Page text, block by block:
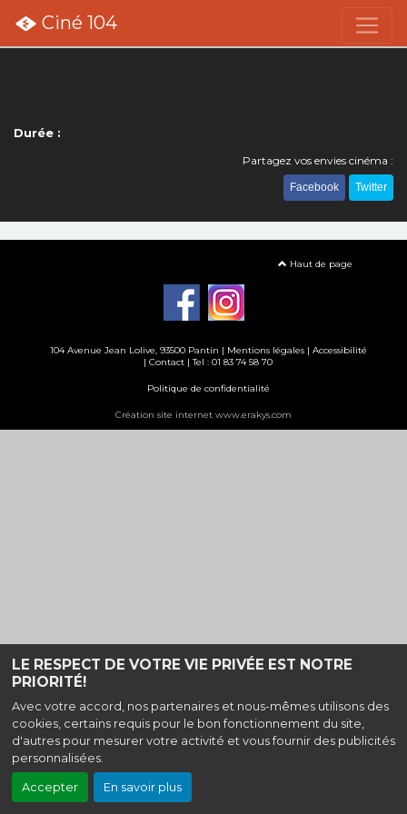
LE RESPECT DE VOTRE VIE PRIVÉE EST NOTRE
PRIORITÉ!
Avec votre accord, nos partenaires et nous-mêmes utilisons des
cookies, certains requis pour le bon fonctionnement du site,
d'autres pour mesurer votre activité et vous fournir des publicités
personnalisées.
Accepter En savoir plus
Ciné 104
Durée :
Partagez vos envies cinéma :
Facebook Twitter
Haut de page
104 Avenue Jean Lolive, 93500 Pantin | Mentions légales| Accessibilité
| Contact | Tel : 01 83 74 58 70
Politique de confidentialité
Création site internet www.erakys.com